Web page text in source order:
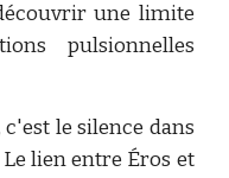
une limite
pulsionnelles
le silence dans
lien entre Éros et